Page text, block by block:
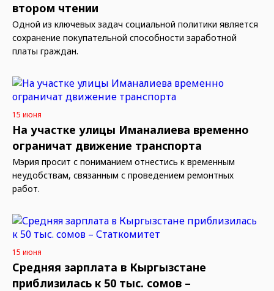
втором чтении
Одной из ключевых задач социальной политики является
сохранение покупательной способности заработной
платы граждан.
15 июня
На участке улицы Иманалиева временно
ограничат движение транспорта
Мэрия просит с пониманием отнестись к временным
неудобствам, связанным с проведением ремонтных
работ.
15 июня
Средняя зарплата в Кыргызстане
приблизилась к 50 тыс. сомов –